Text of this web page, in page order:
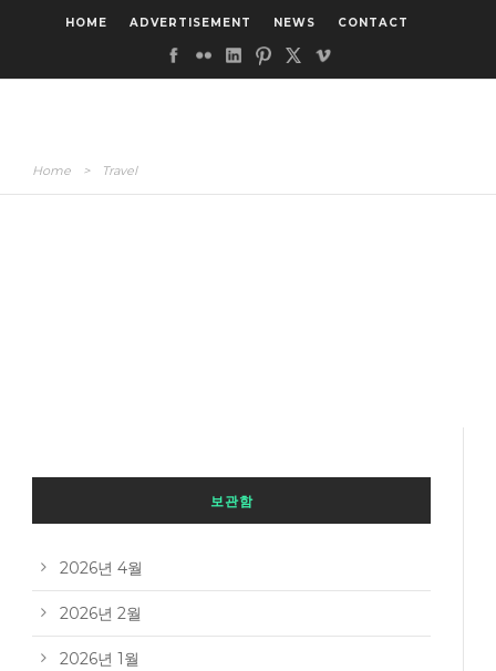
HOME ADVERTISEMENT NEWS CONTACT
Home > Travel
보관함
2026년 4월
2026년 2월
2026년 1월